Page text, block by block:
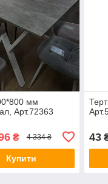
мм
Арт.72363
₴ 4 334 ₴
Купити
43